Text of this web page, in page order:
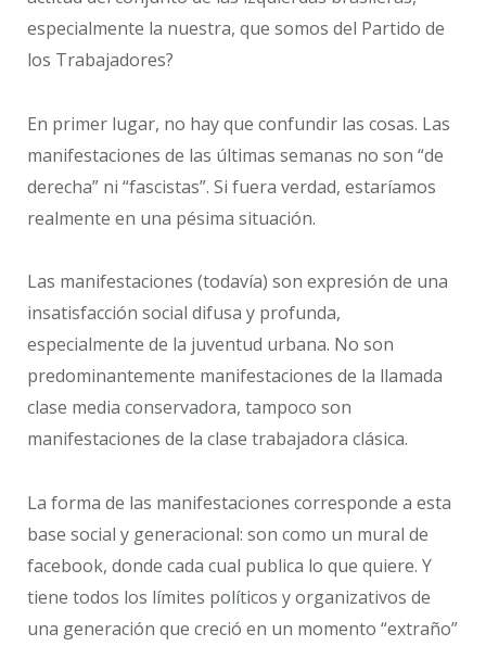
especialmente la nuestra, que somos del Partido de
los Trabajadores?
En primer lugar, no hay que confundir las cosas. Las
manifestaciones de las últimas semanas no son “de
derecha” ni “fascistas”. Si fuera verdad, estaríamos
realmente en una pésima situación.
Las manifestaciones (todavía) son expresión de una
insatisfacción social difusa y profunda,
especialmente de la juventud urbana. No son
predominantemente manifestaciones de la llamada
clase media conservadora, tampoco son
manifestaciones de la clase trabajadora clásica.
La forma de las manifestaciones corresponde a esta
base social y generacional: son como un mural de
facebook, donde cada cual publica lo que quiere. Y
tiene todos los límites políticos y organizativos de
una generación que creció en un momento “extraño”